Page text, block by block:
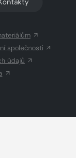
společnosti
údajů